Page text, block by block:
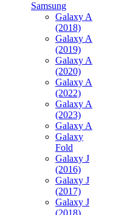
Samsung
Galaxy A
(2018)
Galaxy A
(2019)
Galaxy A
(2020)
Galaxy A
(2022)
Galaxy A
(2023)
Galaxy A
Galaxy
Fold
Galaxy J
(2016)
Galaxy J
(2017)
Galaxy J
(2018)